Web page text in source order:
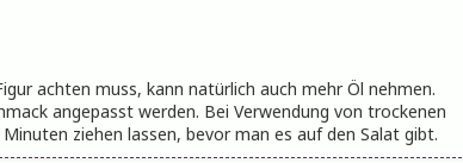
achten muss, kann natürlich auch mehr Öl nehmen.
angepasst werden. Bei Verwendung von trockenen
ziehen lassen, bevor man es auf den Salat gibt.